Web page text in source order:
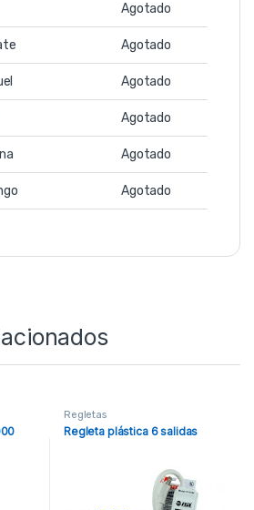
Agotado
Agotado
Agotado
Agotado
Agotado
Agotado
Regletas
Regleta plástica 6 salidas